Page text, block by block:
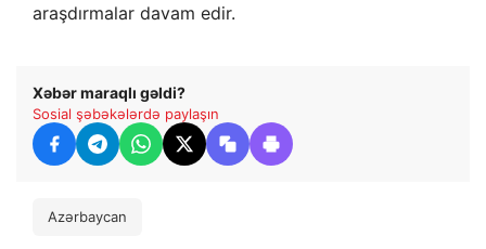
araşdırmalar davam edir.
Xəbər maraqlı gəldi?
Sosial şəbəkələrdə paylaşın
Azərbaycan